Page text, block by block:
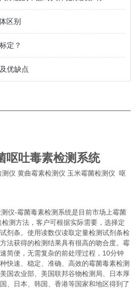
区别
定？
优缺点
呕吐毒素检测系统
仪 黄曲霉素检测仪 玉米霉菌检测仪 呕
仪-霉菌毒素检测系统是目前市场上霉菌
测方法，客户可根据实际需要，选择定
剂条。使用读数仪读取定量检测试剂条检
法获得的检测结果具有很高的吻合度。霉
简便，无需复杂的前处理过程，10分钟
快速、稳定、准确、高效的霉菌毒素检测
国农业部、美国联邦谷物检测局、日本厚
、日本、韩国、香港等国家和地区得到了